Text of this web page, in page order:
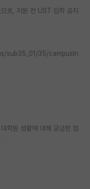
로, 지원 전 UST 입학 공지
sub35_01/35/campusIn
학원 생활에 대해 궁금한 점